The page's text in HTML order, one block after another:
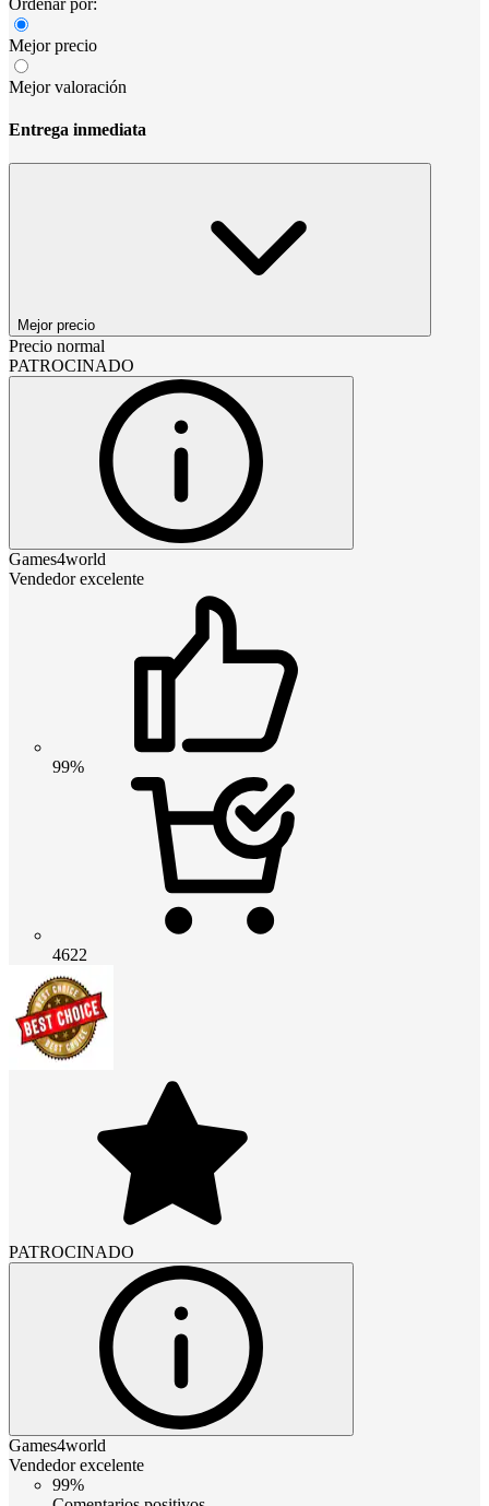
Mejor precio
Mejor valoración
Entrega inmediata
Mejor precio
Precio normal
PATROCINADO
Games4world
Vendedor excelente
99%
4622
PATROCINADO
Games4world
Vendedor excelente
99%